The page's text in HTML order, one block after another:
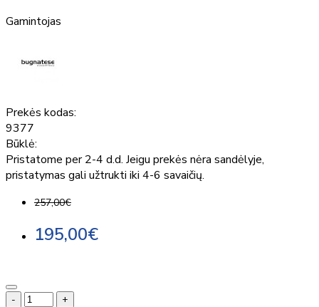
Gamintojas
Prekės kodas:
9377
Būklė:
Pristatome per 2-4 d.d. Jeigu prekės nėra sandėlyje,
pristatymas gali užtrukti iki 4-6 savaičių.
257,00€
195,00€
-
+